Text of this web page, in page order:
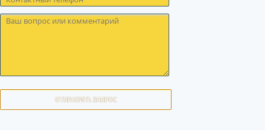
ОТПРАВИТЬ ЗАПРОС